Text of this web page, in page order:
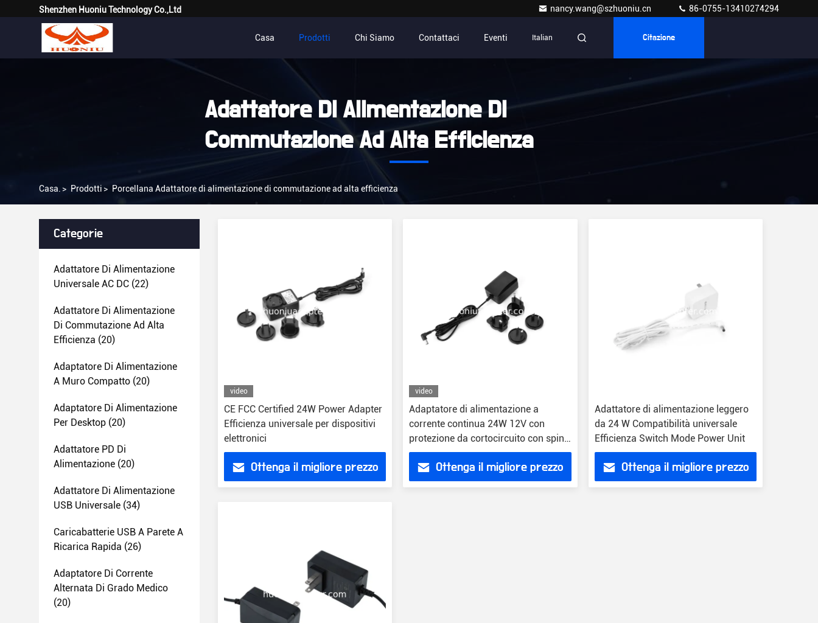
Shenzhen Huoniu Technology Co.,Ltd nancy.wang@szhuoniu.cn 86-0755-13410274294
Casa Prodotti Chi Siamo Contattaci Eventi Italian Citazione
Adattatore Di Alimentazione Di
Commutazione Ad Alta Efficienza
Casa. > Prodotti > Porcellana Adattatore di alimentazione di commutazione ad alta efficienza
Categorie
Adattatore Di Alimentazione
Universale AC DC (22)
Adattatore Di Alimentazione
Di Commutazione Ad Alta
Efficienza (20)
Adaptatore Di Alimentazione
A Muro Compatto (20)
Adaptatore Di Alimentazione
Per Desktop (20)
Adattatore PD Di
Alimentazione (20)
Adattatore Di Alimentazione
USB Universale (34)
Caricabatterie USB A Parete A
Ricarica Rapida (26)
Adaptatore Di Corrente
Alternata Di Grado Medico
(20)
video
CE FCC Certified 24W Power Adapter
Efficienza universale per dispositivi
elettronici
Ottenga il migliore prezzo
video
Adaptatore di alimentazione a
corrente continua 24W 12V con
protezione da cortocircuito con spina
USA/UE/UK/AU Certificazioni
CE/FCC/RoHS
Ottenga il migliore prezzo
Adattatore di alimentazione leggero
da 24 W Compatibilità universale
Efficienza Switch Mode Power Unit
Ottenga il migliore prezzo